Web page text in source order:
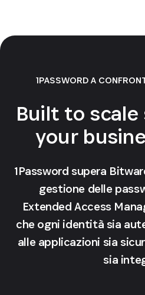
1PASSWORD A
Built to scale
your
1Password supera
gestione delle
Extended Access
che ogni identità sia
alle applicazioni sia
sia